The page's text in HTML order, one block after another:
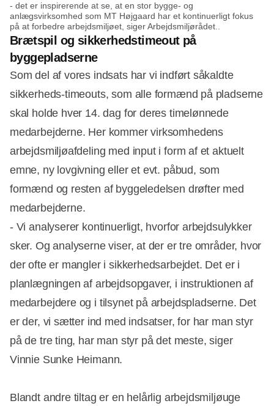
- det er inspirerende at se, at en stor bygge- og
anlægsvirksomhed som MT Højgaard har et kontinuerligt fokus
på at forbedre arbejdsmiljøet, siger Arbejdsmiljørådet..
Brætspil og sikkerhedstimeout på
byggepladserne
Som del af vores indsats har vi indført såkaldte
sikkerheds-timeouts, som alle formænd på pladserne
skal holde hver 14. dag for deres timelønnede
medarbejderne. Her kommer virksomhedens
arbejdsmiljøafdeling med input i form af et aktuelt
emne, ny lovgivning eller et evt. påbud, som
formænd og resten af byggeledelsen drøfter med
medarbejderne.
- Vi analyserer kontinuerligt, hvorfor arbejdsulykker
sker. Og analyserne viser, at der er tre områder, hvor
der ofte er mangler i sikkerhedsarbejdet. Det er i
planlægningen af arbejdsopgaver, i instruktionen af
medarbejdere og i tilsynet på arbejdspladserne. Det
er der, vi sætter ind med indsatser, for har man styr
på de tre ting, har man styr på det meste, siger
Vinnie Sunke Heimann.
Blandt andre tiltag er en helårlig arbejdsmiljøuge